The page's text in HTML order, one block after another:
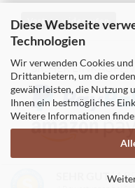
Diese Webseite
Technologien
Wir verwenden Cookies
Drittanbietern, um die
gewährleisten, die Nutzung
Ihnen ein bestmögliches
Weitere Informationen
Vertrag widerrufen
SICHER
SEHR GUT